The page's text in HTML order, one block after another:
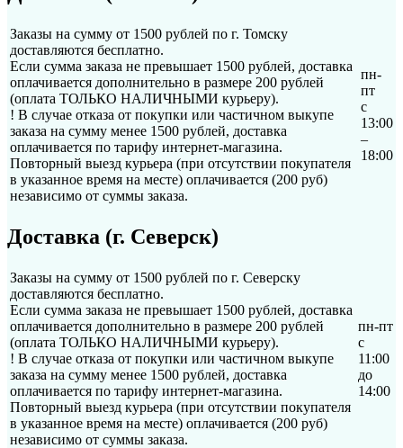
Заказы на сумму от 1500 рублей по г. Томску
доставляются бесплатно.
Если сумма заказа не превышает 1500 рублей, доставка
оплачивается дополнительно в размере 200 рублей
(оплата ТОЛЬКО НАЛИЧНЫМИ курьеру).
! В случае отказа от покупки или частичном выкупе
заказа на сумму менее 1500 рублей, доставка
оплачивается по тарифу интернет-магазина.
Повторный выезд курьера (при отсутствии покупателя
в указанное время на месте) оплачивается (200 руб)
независимо от суммы заказа.
пн-
пт
с
13:00
–
18:00
Доставка (г. Северск)
Заказы на сумму от 1500 рублей по г. Северску
доставляются бесплатно.
Если сумма заказа не превышает 1500 рублей, доставка
оплачивается дополнительно в размере 200 рублей
(оплата ТОЛЬКО НАЛИЧНЫМИ курьеру).
! В случае отказа от покупки или частичном выкупе
заказа на сумму менее 1500 рублей, доставка
оплачивается по тарифу интернет-магазина.
Повторный выезд курьера (при отсутствии покупателя
в указанное время на месте) оплачивается (200 руб)
независимо от суммы заказа.
пн-пт
с
11:00
до
14:00